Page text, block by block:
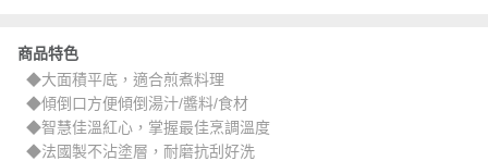
商品特色
◆大面積平底，適合煎煮料理
◆傾倒口方便傾倒湯汁/醬料/食材
◆智慧佳溫紅心，掌握最佳烹調溫度
◆法國製不沾塗層，耐磨抗刮好洗